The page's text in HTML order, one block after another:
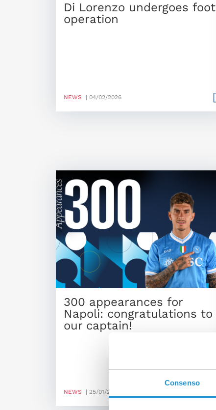
Consenso
Di Lorenzo undergoes foot
operation
NEWS | 04/02/2026
300 appearances for
Napoli: congratulations to
our captain!
NEWS | 25/01/2026